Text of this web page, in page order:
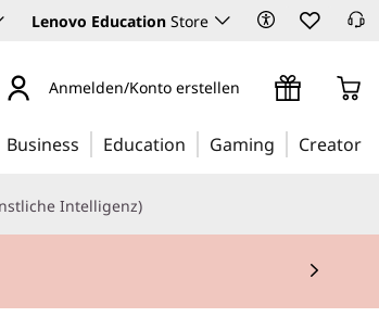
Lenovo Education Store
Anmelden/Konto erstellen
Business Education Gaming Creator
Intelligenz)